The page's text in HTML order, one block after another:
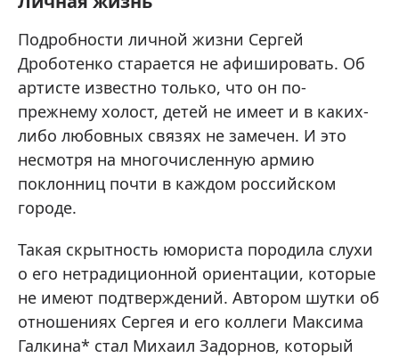
Подробности личной жизни Сергей
Дроботенко старается не афишировать. Об
артисте известно только, что он по-
прежнему холост, детей не имеет и в каких-
либо любовных связях не замечен. И это
несмотря на многочисленную армию
поклонниц почти в каждом российском
городе.
Такая скрытность юмориста породила слухи
о его нетрадиционной ориентации, которые
не имеют подтверждений. Автором шутки об
отношениях Сергея и его коллеги Максима
Галкина* стал Михаил Задорнов, который